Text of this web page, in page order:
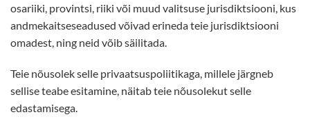
osariiki, provintsi, riiki või muud valitsuse jurisdiktsiooni, kus
andmekaitseseadused võivad erineda teie jurisdiktsiooni
omadest, ning neid võib säilitada.
Teie nõusolek selle privaatsuspoliitikaga, millele järgneb
sellise teabe esitamine, näitab teie nõusolekut selle
edastamisega.